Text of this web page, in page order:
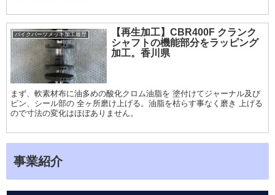
バイクパーツメッキ加工履歴
【再生加工】CBR400F クランク
シャフトの機能部分をラッピング
加工。香川県
まず、軟素材布に油多めの酸化クロム油脂を 塗付けてジャーナル及び
ピン、シール部の 全ヶ所磨け上げる。油脂を枯らす事なく磨き 上げる
ので寸法の変化はほぼありません。
事業紹介